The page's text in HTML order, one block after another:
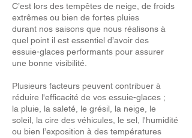
C’est lors des tempêtes de neige, de froids
extrêmes ou bien de fortes pluies
durant nos saisons que nous réalisons à
quel point il est essentiel d’avoir des
essuie-glaces performants pour assurer
une bonne visibilité.
Plusieurs facteurs peuvent contribuer à
réduire l'efficacité de vos essuie-glaces ;
la pluie, la saleté, le grésil, la neige, le
soleil, la cire des véhicules, le sel, l'humidité
ou bien l’exposition à des températures